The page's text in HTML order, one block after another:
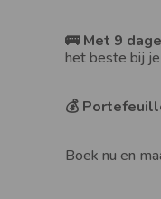
🚌 Met 9
het beste bij
💰
Boek nu en